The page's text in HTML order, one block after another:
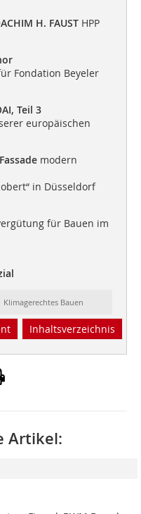
H. FAUST HPP
Fondation Beyeler
Teil 3
europäischen
modern
in Düsseldorf
für Bauen im
Klimagerechtes Bauen
Inhaltsverzeichnis
Artikel: